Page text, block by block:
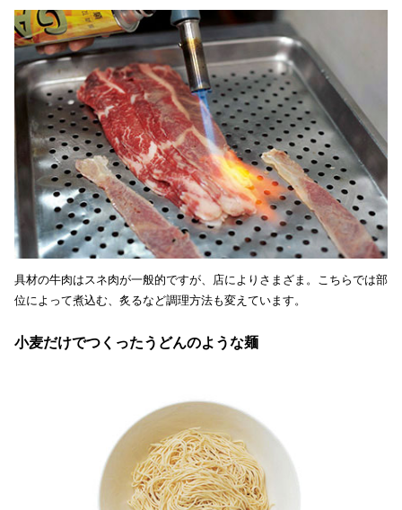
具材の牛肉はスネ肉が一般的ですが、店によりさまざま。こちらでは部
位によって煮込む、炙るなど調理方法も変えています。
小麦だけでつくったうどんのような麺